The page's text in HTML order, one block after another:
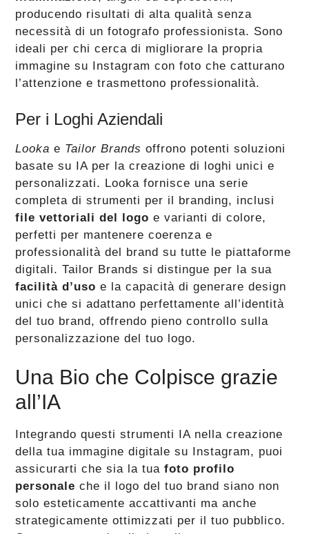
producendo risultati di alta qualità senza
necessità di un fotografo professionista. Sono
ideali per chi cerca di migliorare la propria
immagine su Instagram con foto che catturano
l’attenzione e trasmettono professionalità​​​​.
Per i Loghi Aziendali
Looka e Tailor Brands offrono potenti soluzioni
basate su IA per la creazione di loghi unici e
personalizzati. Looka fornisce una serie
completa di strumenti per il branding, inclusi
file vettoriali del logo e varianti di colore,
perfetti per mantenere coerenza e
professionalità del brand su tutte le piattaforme
digitali. Tailor Brands si distingue per la sua
facilità d’uso e la capacità di generare design
unici che si adattano perfettamente all’identità
del tuo brand, offrendo pieno controllo sulla
personalizzazione del tuo logo​​​​​​.
Una Bio che Colpisce grazie
all’IA
Integrando questi strumenti IA nella creazione
della tua immagine digitale su Instagram, puoi
assicurarti che sia la tuafoto profilo
personale che il logo del tuo brand siano non
solo esteticamente accattivanti ma anche
strategicamente ottimizzati per il tuo pubblico.